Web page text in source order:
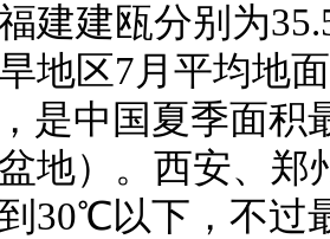
建建瓯分别为
地区7月平均地
是中国夏季面积
地）。西安、郑
30℃以下，不过